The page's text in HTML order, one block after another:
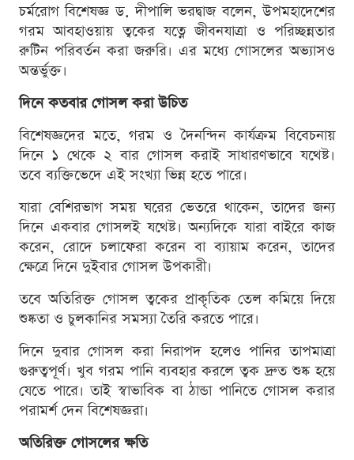
চর্মরোগ বিশেষজ্ঞ ড. দীপালি ভরদ্বাজ বলেন, উপমহাদেশের
গরম আবহাওয়ায় ত্বকের যত্নে জীবনযাত্রা ও পরিচ্ছন্নতার
রুটিন পরিবর্তন করা জরুরি। এর মধ্যে গোসলের অভ্যাসও
অন্তর্ভুক্ত।
দিনে কতবার গোসল করা উচিত
বিশেষজ্ঞদের মতে, গরম ও দৈনন্দিন কার্যক্রম বিবেচনায়
দিনে ১ থেকে ২ বার গোসল করাই সাধারণভাবে যথেষ্ট।
তবে ব্যক্তিভেদে এই সংখ্যা ভিন্ন হতে পারে।
যারা বেশিরভাগ সময় ঘরের ভেতরে থাকেন, তাদের জন্য
দিনে একবার গোসলই যথেষ্ট। অন্যদিকে যারা বাইরে কাজ
করেন, রোদে চলাফেরা করেন বা ব্যায়াম করেন, তাদের
ক্ষেত্রে দিনে দুইবার গোসল উপকারী।
তবে অতিরিক্ত গোসল ত্বকের প্রাকৃতিক তেল কমিয়ে দিয়ে
শুষ্কতা ও চুলকানির সমস্যা তৈরি করতে পারে।
দিনে দুবার গোসল করা নিরাপদ হলেও পানির তাপমাত্রা
গুরুত্বপূর্ণ। খুব গরম পানি ব্যবহার করলে ত্বক দ্রুত শুষ্ক হয়ে
যেতে পারে। তাই স্বাভাবিক বা ঠান্ডা পানিতে গোসল করার
পরামর্শ দেন বিশেষজ্ঞরা।
অতিরিক্ত গোসলের ক্ষতি